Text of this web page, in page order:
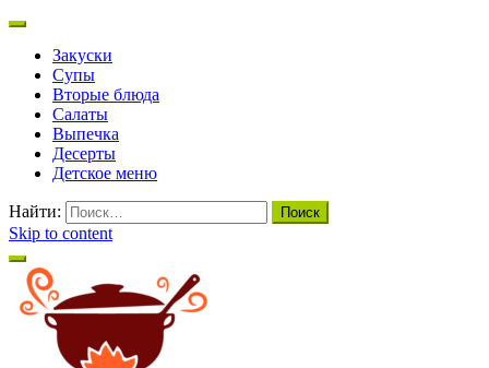
Закуски
Супы
Вторые блюда
Салаты
Выпечка
Десерты
Детское меню
Найти:
Skip to content